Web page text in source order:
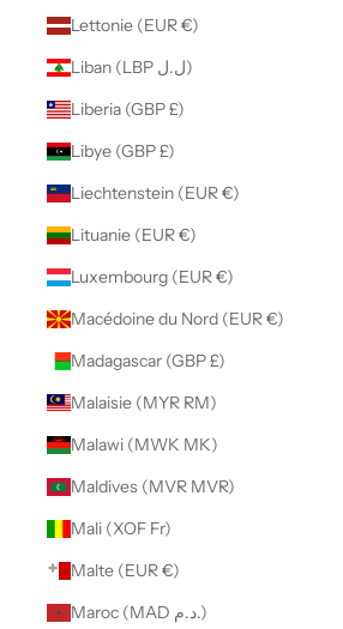
Lettonie (EUR €)
Liban (LBP ل.ل)
Liberia (GBP £)
Libye (GBP £)
Liechtenstein (EUR €)
Lituanie (EUR €)
Luxembourg (EUR €)
Macédoine du Nord (EUR €)
Madagascar (GBP £)
Malaisie (MYR RM)
Malawi (MWK MK)
Maldives (MVR MVR)
Mali (XOF Fr)
Malte (EUR €)
Maroc (MAD د.م.)